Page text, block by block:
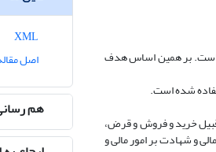
است. بر همین اساس هدف
شده است.
قبیل خرید و فروش و قرض،
نیز در آیه 282 سوره بقره در خصوص امور مالی و شهادت بر امور مالی و
اصل
هم